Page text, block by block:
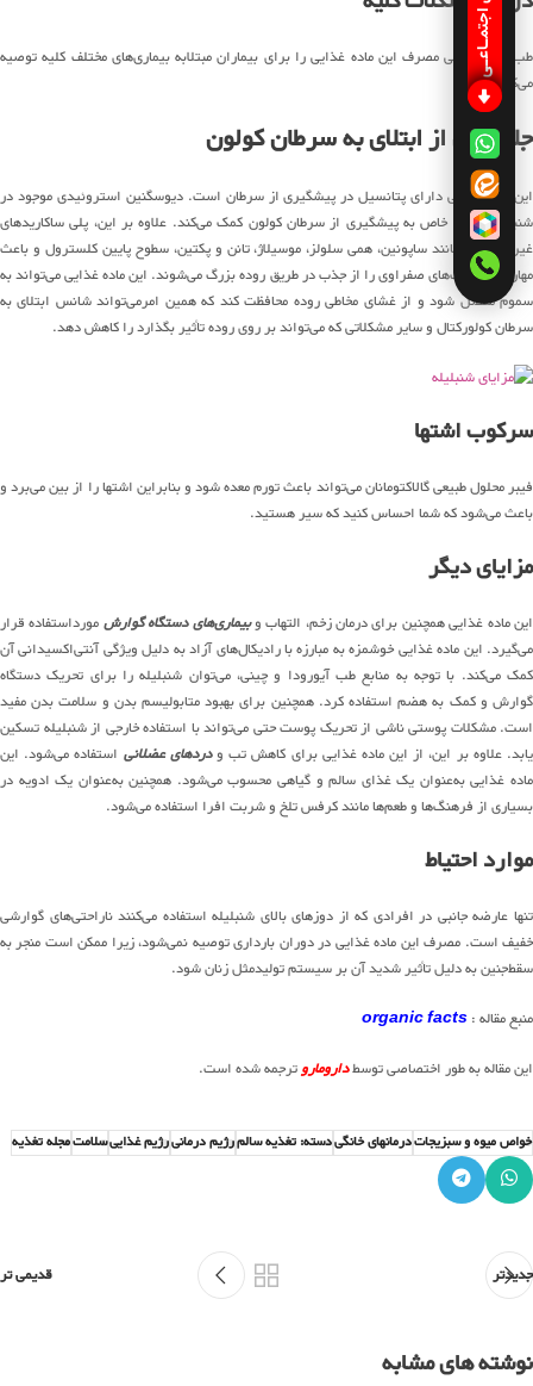
طب سنتی چینی مصرف این ماده غذایی را برای بیماران مبتلابه بیماری‌های مختلف کلیه توصیه
می‌کند.
جلوگیری از ابتلای به سرطان کولون
این ماده غذایی دارای پتانسیل در پیشگیری از سرطان است. دیوسگنین استروئیدی موجود در
شنبلیله به‌طور خاص به پیشگیری از سرطان کولون کمک می‌کند. علاوه بر این، پلی ساکاریدهای
غیر نشاسته مانند ساپونین، همی سلولز، موسیلاژ، تانن و پکتین، سطوح پایین کلسترول و باعث
مهار کردن نمک‌های صفراوی را از جذب در طریق روده بزرگ می‌شوند. این ماده غذایی می‌تواند به
سموم متصل شود و از غشای مخاطی روده محافظت کند که همین امرمی‌تواند شانس ابتلای به
سرطان کولورکتال و سایر مشکلاتی که می‌تواند بر روی روده تأثیر بگذارد را کاهش دهد.
سرکوب اشتها
فیبر محلول طبیعی گالاکتومانان می‌تواند باعث تورم معده شود و بنابراین اشتها را از بین می‌برد و
باعث می‌شود که شما احساس کنید که سیر هستید.
مزایای دیگر
این ماده غذایی همچنین برای درمان زخم، التهاب وبیماری‌های دستگاه گوارشمورداستفاده قرار
می‌گیرد. این ماده غذایی خوشمزه به مبارزه با رادیکال‌های آزاد به دلیل ویژگی آنتی‌اکسیدانی آن
کمک می‌کند. با توجه به منابع طب آیورودا و چینی، می‌توان شنبلیله را برای تحریک دستگاه
گوارش و کمک به هضم استفاده کرد. همچنین برای بهبود متابولیسم بدن و سلامت بدن مفید
است. مشکلات پوستی ناشی از تحریک پوست حتی می‌تواند با استفاده خارجی از شنبلیله تسکین
یابد. علاوه بر این، از این ماده غذایی برای کاهش تب ودردهای عضلانی استفاده می‌شود. این
ماده غذایی به‌عنوان یک غذای سالم و گیاهی محسوب می‌شود. همچنین به‌عنوان یک ادویه در
بسیاری از فرهنگ‌ها و طعم‌ها مانند کرفس تلخ و شربت افرا استفاده می‌شود.
موارد احتیاط
تنها عارضه جانبی در افرادی که از دوزهای بالای شنبلیله استفاده می‌کنند ناراحتی‌های گوارشی
خفیف است. مصرف این ماده غذایی در دوران بارداری توصیه نمی‌شود، زیرا ممکن است منجر به
سقط‌جنین به دلیل تأثیر شدید آن بر سیستم تولیدمثل زنان شود.
منبع مقاله :organic facts
این مقاله به طور اختصاصی توسطداروماروترجمه شده است.
خواص میوه و سبزیجاتدرمانهای خانگیدسته: تغذیه سالمرژیم درمانیرژیم غذاییسلامتمجله تغذیه
جدیدتر قدیمی تر
نوشته های مشابه